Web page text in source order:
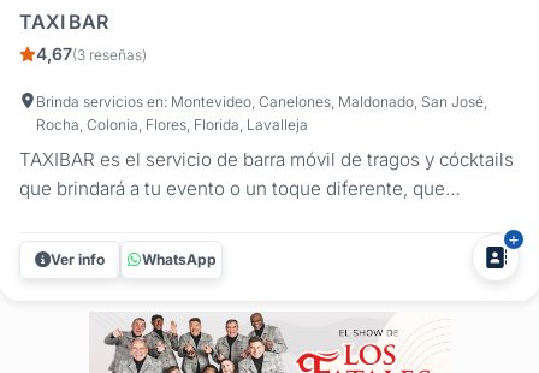
TAXI BAR
4,67(3 reseñas)
Brinda servicios en: Montevideo, Canelones, Maldonado, San José,
Rocha, Colonia, Flores, Florida, Lavalleja
TAXIBAR es el servicio de barra móvil de tragos y cócktails
que brindará a tu evento o un toque diferente, que
tradicionales y preferidos por el público, con el aval de las
marcas de primer nivel como: RON BACARDI VODKA
Ver info WhatsApp